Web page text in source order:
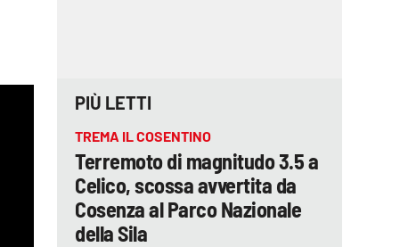
PIÙ LETTI
TREMA IL COSENTINO
Terremoto di magnitudo 3.5 a
Celico, scossa avvertita da
Cosenza al Parco Nazionale
della Sila